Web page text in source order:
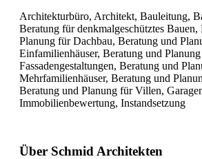
Architekturbüro, Architekt, Bauleitung,
Beratung für denkmalgeschütztes Bauen,
Planung für Dachbau, Beratung und
Einfamilienhäuser, Beratung und
Fassadengestaltungen, Beratung und
Mehrfamilienhäuser, Beratung und
Beratung und Planung für Villen,
Immobilienbewertung, Instandsetzung
Über Schmid Architekten